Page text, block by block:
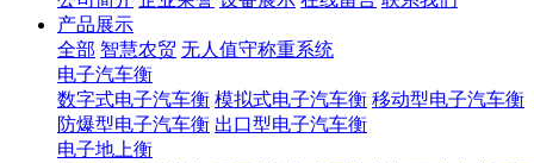
产品展示
全部 智慧农贸 无人值守称重系统
电子汽车衡
数字式电子汽车衡 模拟式电子汽车衡 移动型电子汽车衡
防爆型电子汽车衡 出口型电子汽车衡
电子地上衡